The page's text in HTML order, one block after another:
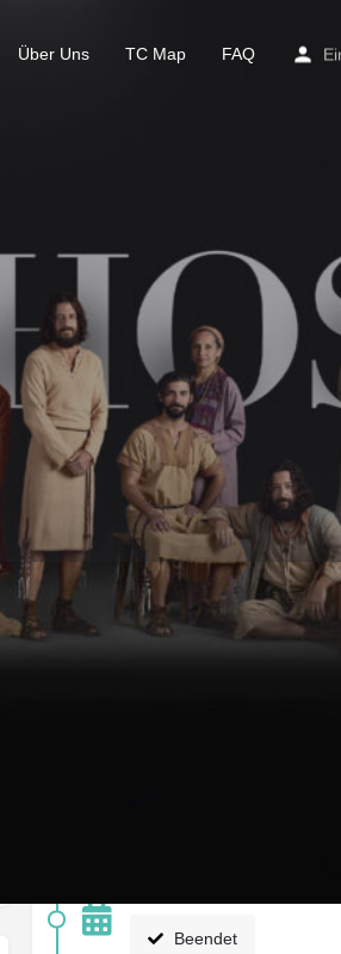
Über Uns TC Map FAQ
Store
Beendet